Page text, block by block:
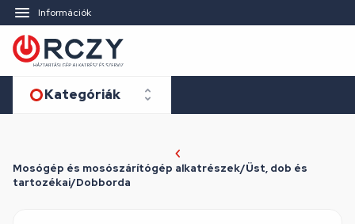
Információk
Kategóriák
Mosógép és mosószárítógép alkatrészek/Üst, dob és
tartozékai/Dobborda